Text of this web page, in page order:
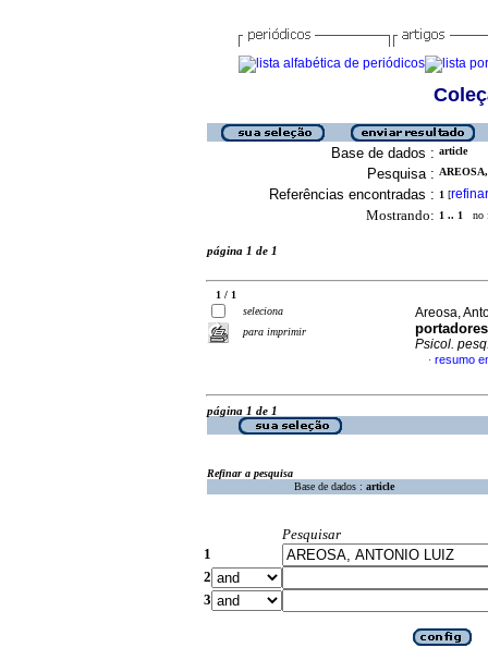
Base de dados : article
Pesquisa :
Referências encontradas : 1 [refinar
Mostrando: 1 .. 1 no
página 1 de 1
1 / 1
seleciona
para imprimir
Areosa,
Psicol.
· resumo
página 1 de 1
Refinar a pesquisa
Base de dados : article
Pesquisar
1
2
3